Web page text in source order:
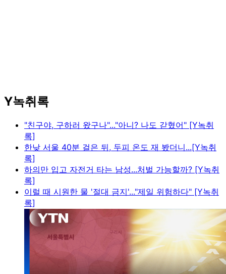
Y녹취록
"친구야, 구하러 왔구나"..."아니? 나도 갇혔어" [Y녹취
록]
한낮 서울 40분 걸은 뒤, 두피 온도 재 봤더니...[Y녹취
록]
하의만 입고 자전거 타는 남성...처벌 가능할까? [Y녹취
록]
이럴 때 시원한 물 '절대 금지'..."제일 위험하다" [Y녹취
록]